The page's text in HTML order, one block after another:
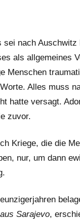
nach
als allgemeines
Menschen
Alles muss
hatte versagt.
zuvor.
Kriege, die die
nur, um dann
Sarajevo,